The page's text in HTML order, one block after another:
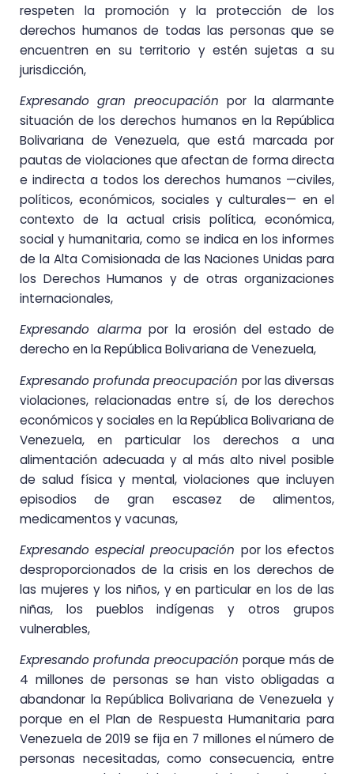
respeten la promoción y la protección de los
derechos humanos de todas las personas que se
encuentren en su territorio y estén sujetas a su
jurisdicción,
Expresando gran preocupaciónpor la alarmante
situación de los derechos humanos en la República
Bolivariana de Venezuela, que está marcada por
pautas de violaciones que afectan de forma directa
e indirecta a todos los derechos humanos —civiles,
políticos, económicos, sociales y culturales— en el
contexto de la actual crisis política, económica,
social y humanitaria, como se indica en los informes
de la Alta Comisionada de las Naciones Unidas para
los Derechos Humanos y de otras organizaciones
internacionales,
Expresando alarmapor la erosión del estado de
derecho en la República Bolivariana de Venezuela,
Expresando profunda preocupación por las diversas
violaciones, relacionadas entre sí, de los derechos
económicos y sociales en la República Bolivariana de
Venezuela, en particular los derechos a una
alimentación adecuada y al más alto nivel posible
de salud física y mental, violaciones que incluyen
episodios de gran escasez de alimentos,
medicamentos y vacunas,
Expresando especial preocupación por los efectos
desproporcionados de la crisis en los derechos de
las mujeres y los niños, y en particular en los de las
niñas, los pueblos indígenas y otros grupos
vulnerables,
Expresando profunda preocupaciónporque más de
4 millones de personas se han visto obligadas a
abandonar la República Bolivariana de Venezuela y
porque en el Plan de Respuesta Humanitaria para
Venezuela de 2019 se fija en 7 millones el número de
personas necesitadas, como consecuencia, entre